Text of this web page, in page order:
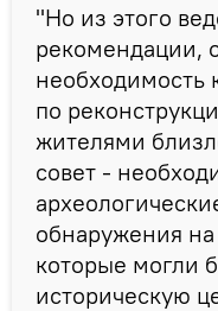
"Но из этого
рекомендации,
необходимость
по
жителями
совет -
обнаружения
которые могли
историческую